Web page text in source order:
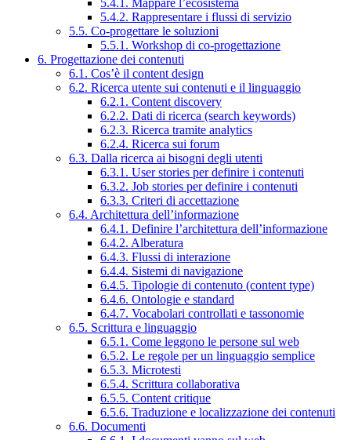
5.4.1. Mappare l’ecosistema
5.4.2. Rappresentare i flussi di servizio
5.5. Co-progettare le soluzioni
5.5.1. Workshop di co-progettazione
6. Progettazione dei contenuti
6.1. Cos’è il content design
6.2. Ricerca utente sui contenuti e il linguaggio
6.2.1. Content discovery
6.2.2. Dati di ricerca (search keywords)
6.2.3. Ricerca tramite analytics
6.2.4. Ricerca sui forum
6.3. Dalla ricerca ai bisogni degli utenti
6.3.1. User stories per definire i contenuti
6.3.2. Job stories per definire i contenuti
6.3.3. Criteri di accettazione
6.4. Architettura dell’informazione
6.4.1. Definire l’architettura dell’informazione
6.4.2. Alberatura
6.4.3. Flussi di interazione
6.4.4. Sistemi di navigazione
6.4.5. Tipologie di contenuto (content type)
6.4.6. Ontologie e standard
6.4.7. Vocabolari controllati e tassonomie
6.5. Scrittura e linguaggio
6.5.1. Come leggono le persone sul web
6.5.2. Le regole per un linguaggio semplice
6.5.3. Microtesti
6.5.4. Scrittura collaborativa
6.5.5. Content critique
6.5.6. Traduzione e localizzazione dei contenuti
6.6. Documenti